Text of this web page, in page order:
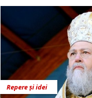
Repere și idei